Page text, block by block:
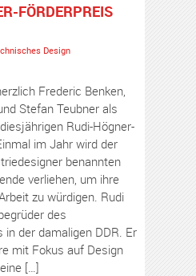
FÖRDERPREIS
Design
Frederic Benken,
Stefan Teubner als
Rudi-Högner-
im Jahr wird der
benannten
verliehen, um ihre
zu würdigen. Rudi
des
in der damaligen DDR. Er
mit Fokus auf Design
[…]